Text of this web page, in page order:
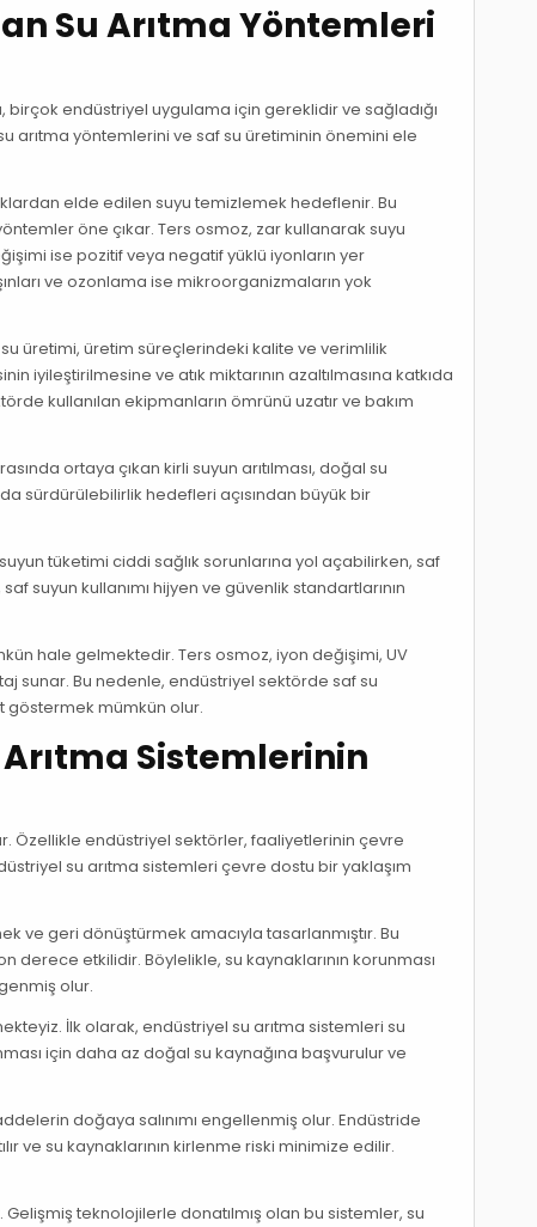
Su Arıtma Yöntemleri
endüstriyel uygulama için gereklidir ve sağladığı
arıtma yöntemlerini ve saf su üretiminin önemini ele
elde edilen suyu temizlemek hedeflenir. Bu
öne çıkar. Ters osmoz, zar kullanarak suyu
ise pozitif veya negatif yüklü iyonların yer
ve ozonlama ise mikroorganizmaların yok
üretimi, üretim süreçlerindeki kalite ve verimlilik
iyileştirilmesine ve atık miktarının azaltılmasına katkıda
kullanılan ekipmanların ömrünü uzatır ve bakım
ortaya çıkan kirli suyun arıtılması, doğal su
sürdürülebilirlik hedefleri açısından büyük bir
tüketimi ciddi sağlık sorunlarına yol açabilirken, saf
suyun kullanımı hijyen ve güvenlik standartlarının
hale gelmektedir. Ters osmoz, iyon değişimi, UV
sunar. Bu nedenle, endüstriyel sektörde saf su
göstermek mümkün olur.
Sistemlerinin
Özellikle endüstriyel sektörler, faaliyetlerinin çevre
su arıtma sistemleri çevre dostu bir yaklaşım
ve geri dönüştürmek amacıyla tasarlanmıştır. Bu
derece etkilidir. Böylelikle, su kaynaklarının korunması
olur.
İlk olarak, endüstriyel su arıtma sistemleri su
için daha az doğal su kaynağına başvurulur ve
doğaya salınımı engellenmiş olur. Endüstride
ve su kaynaklarının kirlenme riski minimize edilir.
teknolojilerle donatılmış olan bu sistemler, su